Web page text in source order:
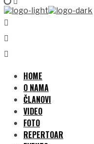
HOME
O NAMA
ČLANOVI
VIDEO
FOTO
REPERTOAR